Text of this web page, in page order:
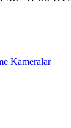
Kameralar